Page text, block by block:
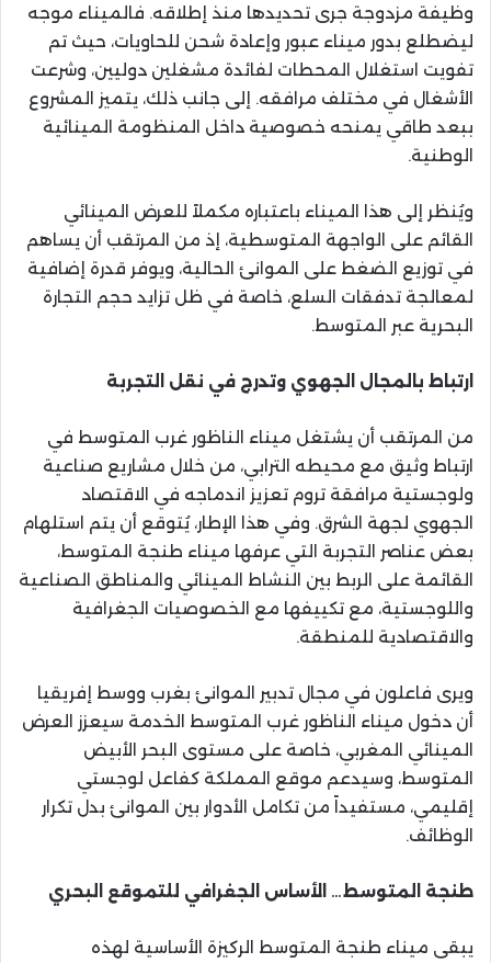
وظيفة مزدوجة جرى تحديدها منذ إطلاقه. فالميناء موجه
ليضطلع بدور ميناء عبور وإعادة شحن للحاويات، حيث تم
تفويت استغلال المحطات لفائدة مشغلين دوليين، وشرعت
الأشغال في مختلف مرافقه. إلى جانب ذلك، يتميز المشروع
ببعد طاقي يمنحه خصوصية داخل المنظومة المينائية
الوطنية.
ويُنظر إلى هذا الميناء باعتباره مكملاً للعرض المينائي
القائم على الواجهة المتوسطية، إذ من المرتقب أن يساهم
في توزيع الضغط على الموانئ الحالية، ويوفر قدرة إضافية
لمعالجة تدفقات السلع، خاصة في ظل تزايد حجم التجارة
البحرية عبر المتوسط.
ارتباط بالمجال الجهوي وتدرج في نقل التجربة
من المرتقب أن يشتغل ميناء الناظور غرب المتوسط في
ارتباط وثيق مع محيطه الترابي، من خلال مشاريع صناعية
ولوجستية مرافقة تروم تعزيز اندماجه في الاقتصاد
الجهوي لجهة الشرق. وفي هذا الإطار، يُتوقع أن يتم استلهام
بعض عناصر التجربة التي عرفها ميناء طنجة المتوسط،
القائمة على الربط بين النشاط المينائي والمناطق الصناعية
واللوجستية، مع تكييفها مع الخصوصيات الجغرافية
والاقتصادية للمنطقة.
ويرى فاعلون في مجال تدبير الموانئ بغرب ووسط إفريقيا
أن دخول ميناء الناظور غرب المتوسط الخدمة سيعزز العرض
المينائي المغربي، خاصة على مستوى البحر الأبيض
المتوسط، وسيدعم موقع المملكة كفاعل لوجستي
إقليمي، مستفيداً من تكامل الأدوار بين الموانئ بدل تكرار
الوظائف.
طنجة المتوسط… الأساس الجغرافي للتموقع البحري
يبقى ميناء طنجة المتوسط الركيزة الأساسية لهذه